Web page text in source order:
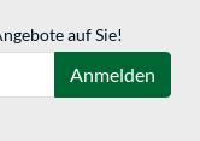
auf Sie!
Anmelden